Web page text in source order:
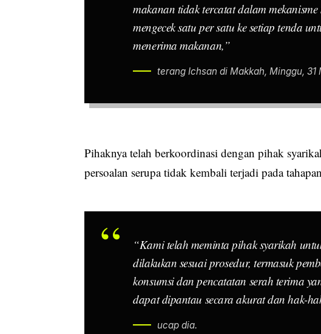
makanan tidak tercatat dalam
mengecek satu per satu ke setiap tenda
menerima makanan,”
terang Ichsan di Makkah, Minggu, 31
Pihaknya telah berkoordinasi dengan pihak
persoalan serupa tidak kembali terjadi pada
“Kami telah meminta pihak syarikah
dilakukan sesuai prosedur, termasuk
konsumsi dan pencatatan serah terima
dapat dipantau secara akurat dan hak-
ucap dia.